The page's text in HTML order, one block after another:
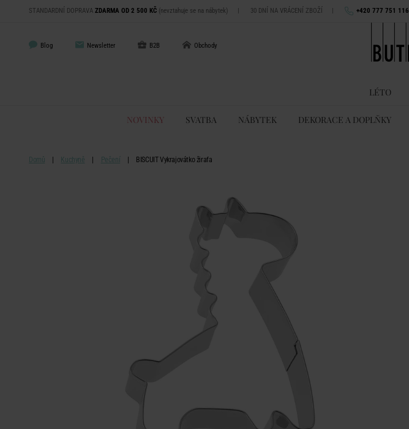
STANDARDNÍ DOPRAVA ZDARMA OD 2 500 KČ (nevztahuje se na nábytek) | 30 DNÍ NA VRÁCENÍ ZBOŽÍ | +420 777 751 116
Blog Newsletter B2B Obchody
LÉTO
NOVINKY SVATBA NÁBYTEK DEKORACE A DOPLŇKY
Domů Kuchyně Pečení BISCUIT Vykrajovátko žirafa